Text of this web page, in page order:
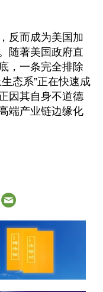
反而成为美国加
随著美国政府直
，一条完全排除
态系”正在快速成
因其自身不道德
端产业链边缘化